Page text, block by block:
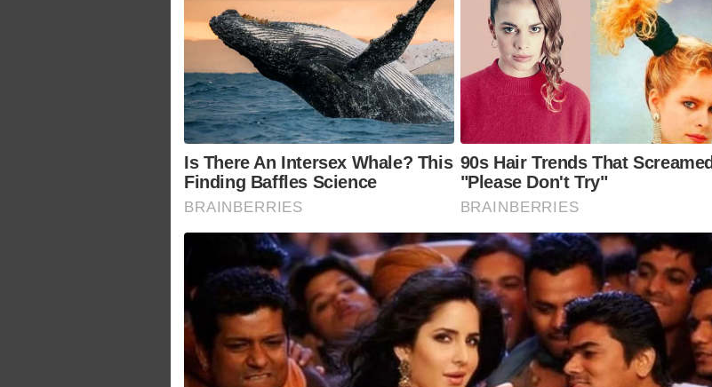
Is There An Intersex Whale? This
Finding Baffles Science
BRAINBERRIES
90s Hair Trends That Screamed
"Please Don't Try"
BRAINBERRIES